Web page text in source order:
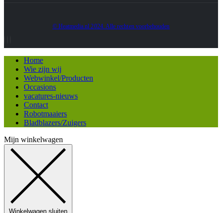
© Heatmedia.nl 2024. Alle rechten voorbehouden
Home
Wie zijn wij
Webwinkel/Producten
Occasions
vacatures-nieuws
Contact
Robotmaaiers
Bladblazers/Zuigers
Mijn winkelwagen
Winkelwagen sluiten